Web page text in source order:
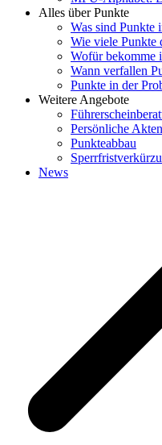
Alles über Punkte
Was sind Punkte
Wie viele Punkte
Wofür bekomme
Wann verfallen
Punkte in der
Weitere Angebote
Persönliche
Punkteabbau
News